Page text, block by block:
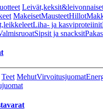
MakeisetMausteetHillot
Liha- ja kasviproteiinit
Sipsit ja snacksit
Teet MehutVirvoitusjuomat